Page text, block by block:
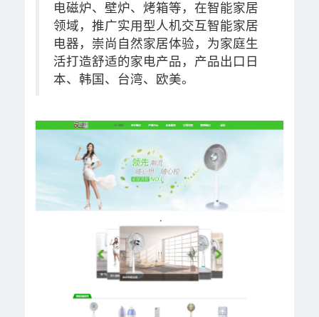
电磁炉、壁炉、烤箱等，在智能家居
领域，推广实用型人机交互智能家居
电器，崇尚自然家居体验，为家庭生
活打造舒适的家电产品，产品出口日
本、韩国、台湾、欧美。